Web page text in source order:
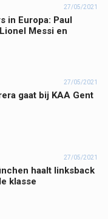
27/05/2021
in Europa: Paul
Messi en
27/05/2021
gaat bij KAA Gent
27/05/2021
haalt linksback
klasse